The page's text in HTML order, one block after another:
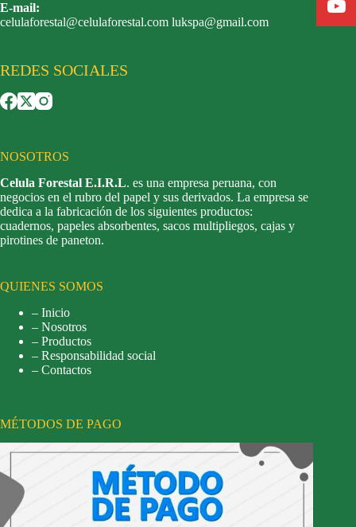
E-mail:
celulaforestal@celulaforestal.com lukspa@gmail.com
REDES SOCIALES
NOSOTROS
Celula Forestal E.I.R.L. es una empresa peruana, con
negocios en el rubro del papel y sus derivados. La empresa se
dedica a la fabricación de los siguientes productos:
cuadernos, papeles absorbentes, sacos multipliegos, cajas y
pirotines de paneton.
QUIENES SOMOS
– Inicio
– Nosotros
– Productos
– Responsabilidad social
– Contactos
MÉTODOS DE PAGO